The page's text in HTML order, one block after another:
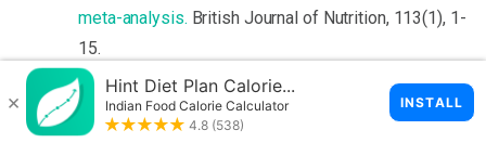
meta-analysis. British Journal of Nutrition, 113(1), 1-
15.
Poorolajal J et al. (2017). Oral potassium
supplementation for management of essential